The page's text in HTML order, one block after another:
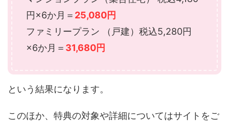
円×6か月＝ 25,080円
ファミリープラン （戸建）税込5,280円
×6か月＝ 31,680円
という結果になります。
このほか、特典の対象や詳細についてはサイトをご